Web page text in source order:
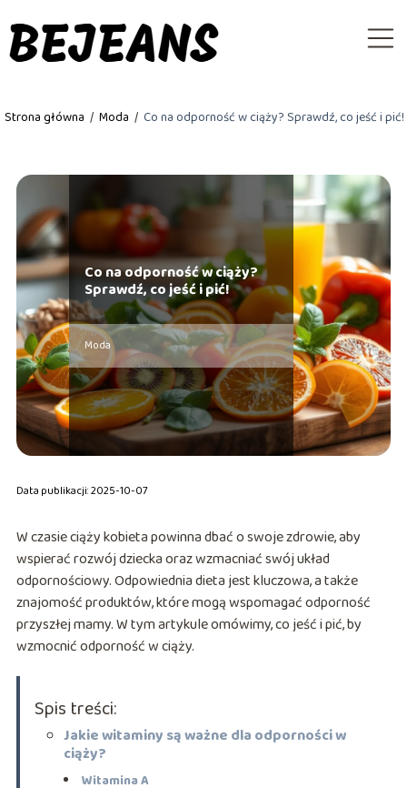
Strona główna / Moda / Co na odporność w ciąży? Sprawdź, co jeść i pić!
Co na odporność w ciąży?
Sprawdź, co jeść i pić!
Moda
Data publikacji: 2025-10-07
W czasie ciąży kobieta powinna dbać o swoje zdrowie, aby
wspierać rozwój dziecka oraz wzmacniać swój układ
odpornościowy. Odpowiednia dieta jest kluczowa, a także
znajomość produktów, które mogą wspomagać odporność
przyszłej mamy. W tym artykule omówimy, co jeść i pić, by
wzmocnić odporność w ciąży.
Spis treści:
Jakie witaminy są ważne dla odporności w
ciąży?
Witamina A